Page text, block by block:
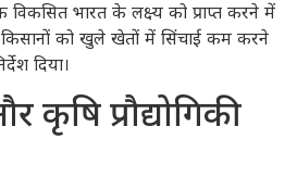
विकसित भारत के लक्ष्य को प्राप्त करने में
किसानों को खुले खेतों में सिंचाई कम करने
दिया।
प्रौद्योगिकी